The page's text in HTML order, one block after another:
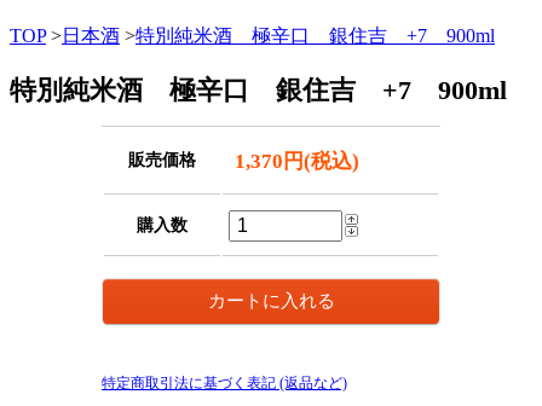
TOP >日本酒 >特別純米酒 極辛口 銀住吉 +7 900ml
特別純米酒 極辛口 銀住吉 +7 900ml
販売価格 1,370円(税込)
購入数
特定商取引法に基づく表記 (返品など)